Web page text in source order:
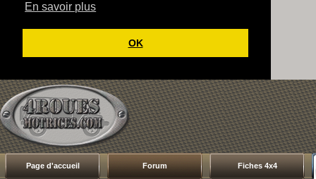
En savoir plus
OK
Page d'accueil Forum Fiches 4x4